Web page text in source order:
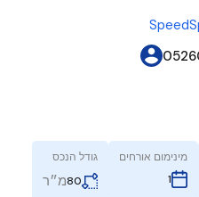
מינימום אורחים
1
גודל הנכס
80מ״ר